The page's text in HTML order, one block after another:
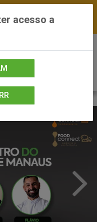
em até 24h
acesso a